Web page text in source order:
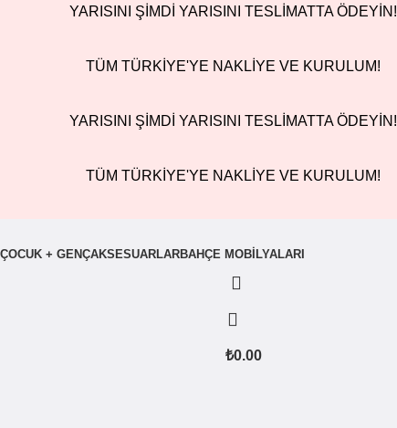
YARISINI ŞİMDİ YARISINI TESLİMATTA ÖDEYİN!
TÜM TÜRKİYE'YE NAKLİYE VE KURULUM!
YARISINI ŞİMDİ YARISINI TESLİMATTA ÖDEYİN!
TÜM TÜRKİYE'YE NAKLİYE VE KURULUM!
ÇOCUK + GENÇAKSESUARLARBAHÇE MOBILYALARI
₺0.00